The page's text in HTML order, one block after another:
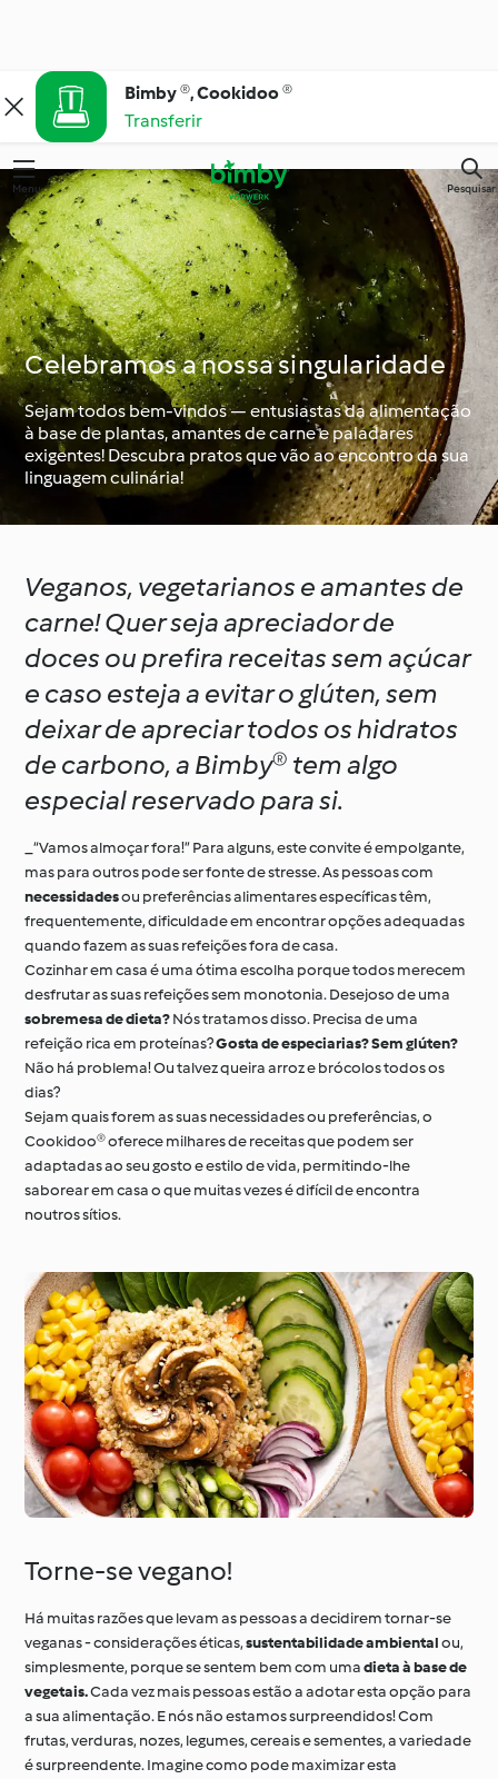
Bimby ®, Cookidoo ®
Transferir
Menu Pesquisar
Celebramos a nossa singularidade
Sejam todos bem-vindos — entusiastas da alimentação
à base de plantas, amantes de carne e paladares
exigentes! Descubra pratos que vão ao encontro da sua
linguagem culinária!
Veganos, vegetarianos e amantes de
carne! Quer seja apreciador de
doces ou prefira receitas sem açúcar
e caso esteja a evitar o glúten, sem
deixar de apreciar todos os hidratos
de carbono, a Bimby® tem algo
especial reservado para si.
_“Vamos almoçar fora!” Para alguns, este convite é empolgante,
mas para outros pode ser fonte de stresse. As pessoas com
necessidadesou preferências alimentares específicas têm,
frequentemente, dificuldade em encontrar opções adequadas
quando fazem as suas refeições fora de casa.
Cozinhar em casa é uma ótima escolha porque todos merecem
desfrutar as suas refeições sem monotonia. Desejoso de uma
sobremesa de dieta?Nós tratamos disso. Precisa de uma
refeição rica em proteínas?Gosta de especiarias? Sem glúten?
Não há problema! Ou talvez queira arroz e brócolos todos os
dias?
Sejam quais forem as suas necessidades ou preferências, o
Cookidoo® oferece milhares de receitas que podem ser
adaptadas ao seu gosto e estilo de vida, permitindo-lhe
saborear em casa o que muitas vezes é difícil de encontra
noutros sítios.
Torne-se vegano!
Há muitas razões que levam as pessoas a decidirem tornar-se
veganas - considerações éticas,sustentabilidade ambientalou,
simplesmente, porque se sentem bem com umadieta à base de
vegetais.Cada vez mais pessoas estão a adotar esta opção para
a sua alimentação. E nós não estamos surpreendidos! Com
frutas, verduras, nozes, legumes, cereais e sementes, a variedade
é surpreendente. Imagine como pode maximizar esta